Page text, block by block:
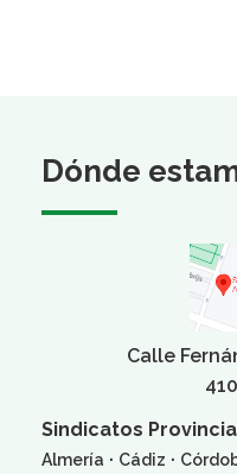
Dónde
Calle
Sindicatos
Almería · Cádiz ·